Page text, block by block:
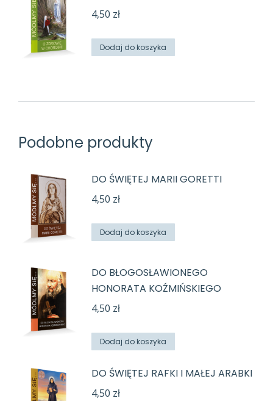
4,50 zł
Dodaj do koszyka
Podobne produkty
DO ŚWIĘTEJ MARII GORETTI
4,50 zł
Dodaj do koszyka
DO BŁOGOSŁAWIONEGO
HONORATA KOŹMIŃSKIEGO
4,50 zł
Dodaj do koszyka
DO ŚWIĘTEJ RAFKI I MAŁEJ ARABKI
4,50 zł